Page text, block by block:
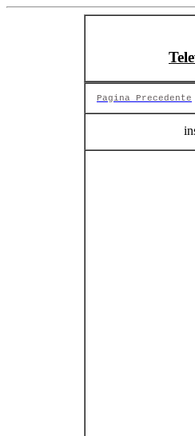
Pagina Precedente